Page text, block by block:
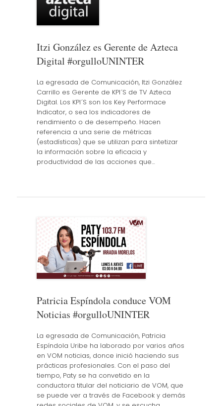
Itzi González es Gerente de Azteca
Digital #orgulloUNINTER
La egresada de Comunicación, Itzi González
Carrillo es Gerente de KPI´S de TV Azteca
Digital. Los KPI´S son los Key Performace
Indicator, o sea los indicadores de
rendimiento o de desempeño. Hacen
referencia a una serie de métricas
(estadísticas) que se utilizan para sintetizar
la información sobre la eficacia y
productividad de las acciones que…
Patricia Espíndola conduce VOM
Noticias #orgulloUNINTER
La egresada de Comunicación, Patricia
Espíndola Uribe ha laborado por varios años
en VOM noticias, donce inició haciendo sus
prácticas profesionales. Con el paso del
tiempo, Paty se ha convetido en la
conductora titular del noticiario de VOM, que
se puede ver a través de Facebook y demás